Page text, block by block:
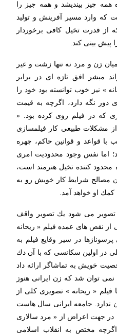
چیز بیندیشد و همه جیز را
كه وارد مسیر آفرینش و تولید
از قدرت تخیل كافی برخوردار
پیش بینی كند.
زن و مرد نه تنها زشت و غیر
مبشر افق تازه ای در برابر
» نیز خوب توانسته بود خود را
دور نگه دارد، اگرچه به قیمت
كه در فیلم روی كرده بود. «
مشكلات طبیعی كار فیلمسازی
قواعد و قوانین حاكم، چهره
اما نفس وجود محدودیت امری
محدود كننده تخیل هنرمند است،
مصالح شرایط كار خویش رو به
كمك او خواهد آمد.
تصویر می شود یك تصویر واقف
از نقص های عمده فیلم « ریحانه
در سیر وقایع فیلم به
در اولین سكانسی كه با آن دك
خویش به تماشاگر ارائه داد
نمی توان شد كه زن ایرانی هنوز
فیلم « ریحانه » تصویری كلی از
ندارد. جامعه ایرانی سال هاست
جهت اعراض از « مرد سالاری
مختص به انقلاب اسلامی